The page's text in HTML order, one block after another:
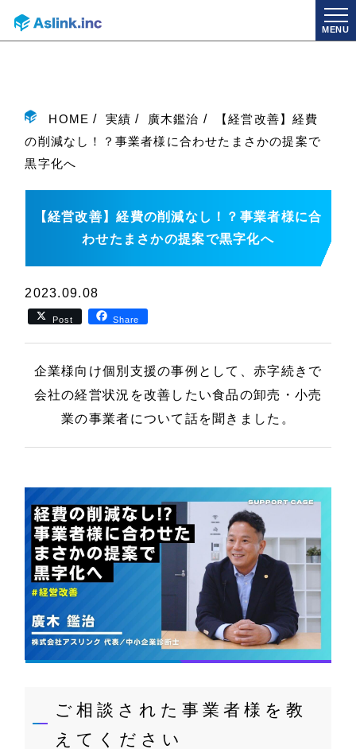
MENU
HOME 実績 廣木鑑治
【経営改善】経費
の削減なし！？事業者様に合わせたまさかの提案で
黒字化へ
【経営改善】経費の削減なし！？事業者様に合
わせたまさかの提案で黒字化へ
2023.09.08
Post Share
企業様向け個別支援の事例として、赤字続きで
会社の経営状況を改善したい食品の卸売・小売
業の事業者について話を聞きました。
ご相談された事業者様を教
えてください